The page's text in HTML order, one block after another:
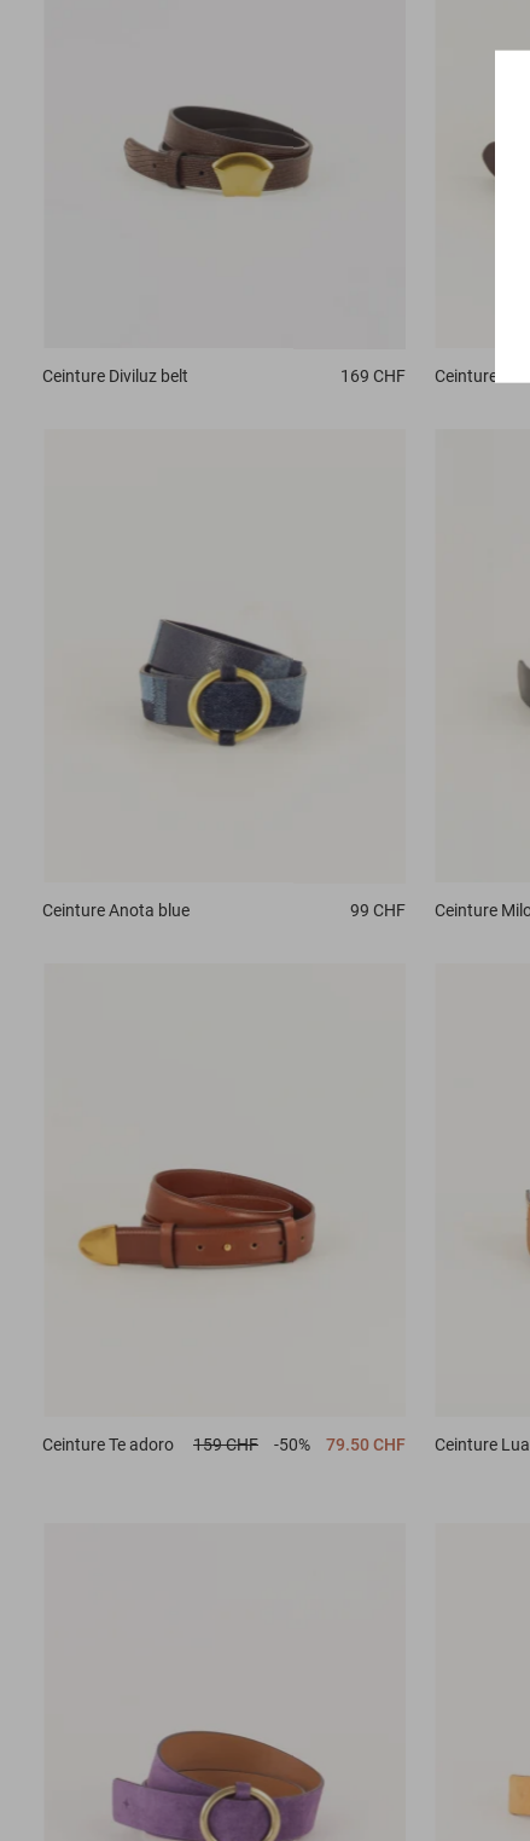
Ceinture Diviluz belt 169 CHF Ceinture
CeintureAnota blue 99 CHF Ceinture
CeintureTe adoro 159 CHF -50% 79.50 CHF Ceinture